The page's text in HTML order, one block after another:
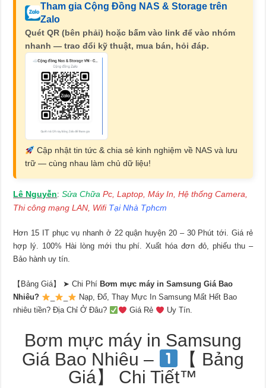
Tham gia Cộng Đồng NAS & Storage trên
Zalo
Quét QR (bên phải) hoặc bấm vào link để vào nhóm
nhanh — trao đổi kỹ thuật, mua bán, hỏi đáp.
Cập nhật tin tức & chia sẻ kinh nghiệm về NAS và lưu
trữ — cùng nhau làm chủ dữ liệu!
Lê Nguyễn:Sửa Chữa Pc, Laptop, Máy In, Hệ thống Camera,
Thi công mạng LAN, Wifi Tại Nhà Tphcm
Hơn 15 IT phục vụ nhanh ở 22 quận huyện 20 – 30 Phút tới. Giá rẻ
hợp lý. 100% Hài lòng mới thu phí. Xuất hóa đơn đỏ, phiếu thu –
Bảo hành uy tín.
【Bảng Giá】 ➤ Chi Phí Bơm mực máy in Samsung Giá Bao
Nhiêu?
Nạp, Đổ, Thay Mực In Samsung Mất Hết Bao
nhiêu tiền? Địa Chỉ Ở Đâu?
Giá Rẻ Uy Tín.
Bơm mực máy in Samsung
Giá Bao Nhiêu –
【 Bảng
Giá】 Chi Tiết™